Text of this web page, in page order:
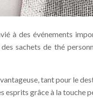
à des événements
sachets de thé
tant pour le
esprits grâce à la touche